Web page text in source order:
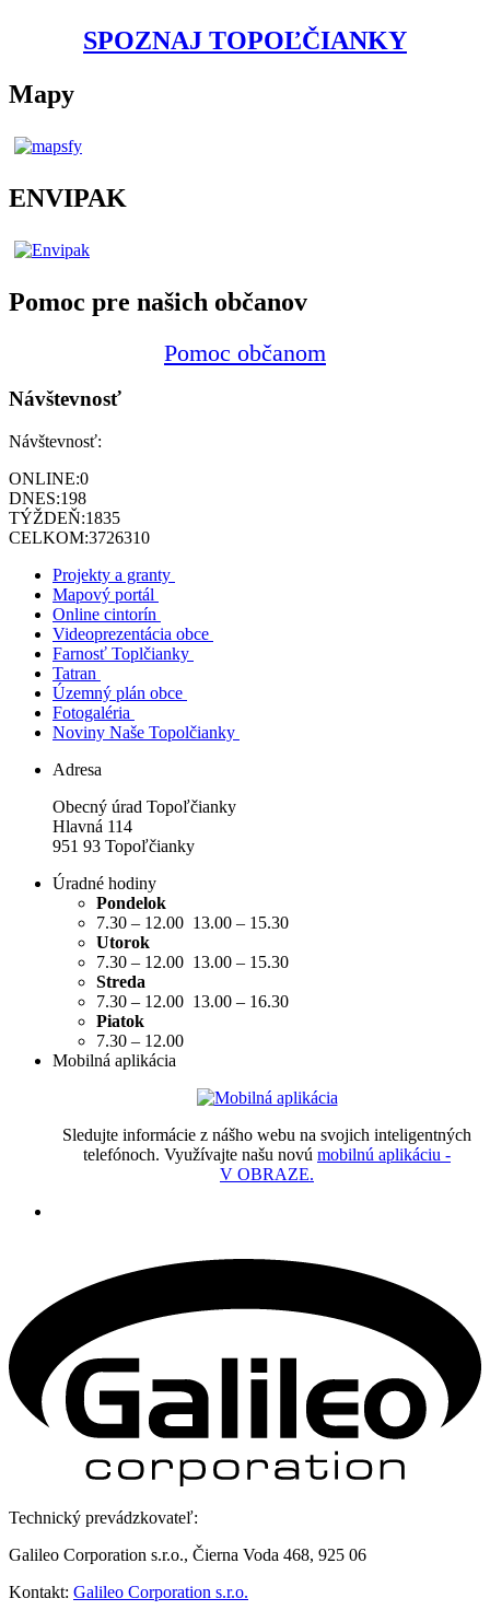
SPOZNAJ TOPOĽČIANKY
Mapy
ENVIPAK
Pomoc pre našich občanov
Pomoc občanom
Návštevnosť
Návštevnosť:
ONLINE:0
DNES:198
TÝŽDEŇ:1835
CELKOM:3726310
Projekty a granty
Mapový portál
Online cintorín
Videoprezentácia obce
Farnosť Toplčianky
Tatran
Územný plán obce
Fotogaléria
Noviny Naše Topolčianky
Adresa
Obecný úrad Topoľčianky
Hlavná 114
951 93 Topoľčianky
Úradné hodiny
Pondelok
7.30 – 12.00 13.00 – 15.30
Utorok
7.30 – 12.00 13.00 – 15.30
Streda
7.30 – 12.00 13.00 – 16.30
Piatok
7.30 – 12.00
Mobilná aplikácia
Sledujte informácie z nášho webu na svojich inteligentných
telefónoch. Využívajte našu novú mobilnú aplikáciu -
V OBRAZE.
Technický prevádzkovateľ:
Galileo Corporation s.r.o., Čierna Voda 468, 925 06
Kontakt: Galileo Corporation s.r.o.